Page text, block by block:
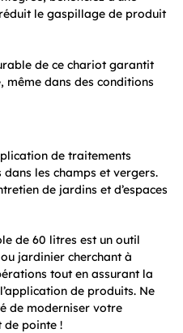
le gaspillage de produit
de ce chariot garantit
même dans des conditions
de traitements
les champs et vergers.
de jardins et d’espaces
de 60 litres est un outil
jardinier cherchant à
tout en assurant la
de produits. Ne
de moderniser votre
de pointe !